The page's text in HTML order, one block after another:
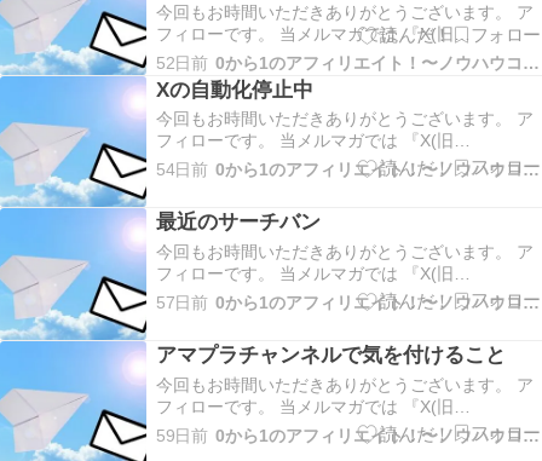
今回もお時間いただきありがとうございます。 ア
フィローです。 当メルマガでは 『X(旧
Twitter)×VODブログを活用したアフィリエイト』
についてだったり やった事、起きた事、考えた事
などお伝えしていきます！ 今回は Firefoxのコンテ
ナ機能がXアフィリに便利すぎた…
52日前 0から1のアフィリエイト！〜ノウハウコレクター脱出〜
Xの自動化停止中
今回もお時間いただきありがとうございます。 ア
フィローです。 当メルマガでは 『X(旧
Twitter)×VODブログを活用したアフィリエイト』
についてだったり やった事、起きた事、考えた事
中 についてお伝えします。 土日ももち…
54日前 0から1のアフィリエイト！〜ノウハウコレクター脱出〜
最近のサーチバン
今回もお時間いただきありがとうございます。 ア
フィローです。 当メルマガでは 『X(旧
Twitter)×VODブログを活用したアフィリエイト』
についてだったり やった事、起きた事、考えた事
ン についてお伝えします。 変わらず …
57日前 0から1のアフィリエイト！〜ノウハウコレクター脱出〜
アマプラチャンネルで気を付けること
今回もお時間いただきありがとうございます。 ア
フィローです。 当メルマガでは 『X(旧
Twitter)×VODブログを活用したアフィリエイト』
についてだったり やった事、起きた事、考えた事
59日前 0から1のアフィリエイト！〜ノウハウコレクター脱出〜